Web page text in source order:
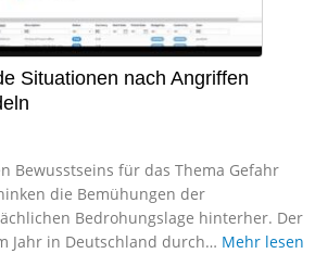
Situationen nach Angriffen
Bewusstseins für das Thema Gefahr
die Bemühungen der
Bedrohungslage hinterher. Der
Jahr in Deutschland durch… Mehr lesen